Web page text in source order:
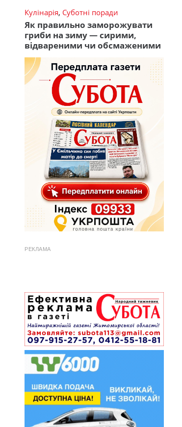
Кулінарія, Суботні поради
Як правильно заморожувати
гриби на зиму — сирими,
відвареними чи обсмаженими
РЕКЛАМА